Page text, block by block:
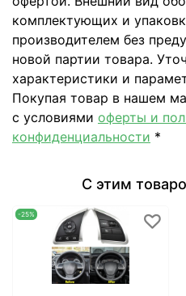
комплектующих и
производителем без
новой партии товара.
характеристики и
Покупая товар в нашем
с условиями оферты и
конфиденциальности *
С этим
-25%